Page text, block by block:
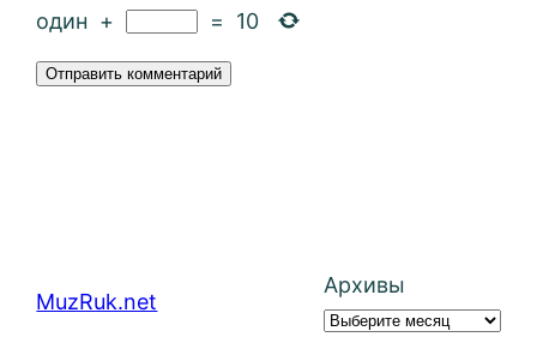
один + = 10
MuzRuk.net
Архивы